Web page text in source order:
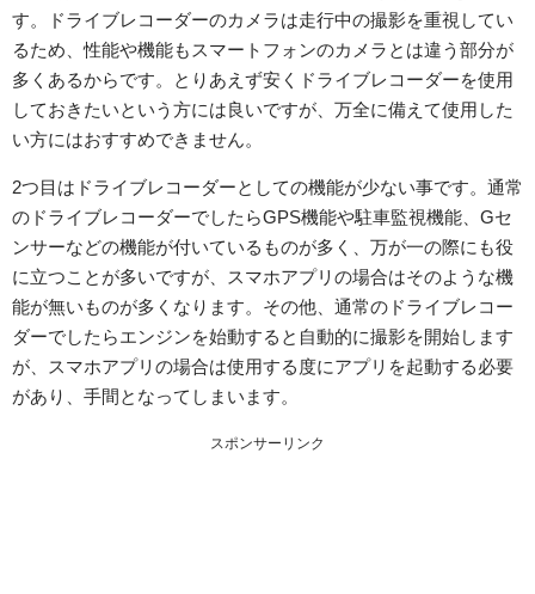
す。ドライブレコーダーのカメラは走行中の撮影を重視してい
るため、性能や機能もスマートフォンのカメラとは違う部分が
多くあるからです。とりあえず安くドライブレコーダーを使用
しておきたいという方には良いですが、万全に備えて使用した
い方にはおすすめできません。
2つ目はドライブレコーダーとしての機能が少ない事です。通常
のドライブレコーダーでしたらGPS機能や駐車監視機能、Gセ
ンサーなどの機能が付いているものが多く、万が一の際にも役
に立つことが多いですが、スマホアプリの場合はそのような機
能が無いものが多くなります。その他、通常のドライブレコー
ダーでしたらエンジンを始動すると自動的に撮影を開始します
が、スマホアプリの場合は使用する度にアプリを起動する必要
があり、手間となってしまいます。
スポンサーリンク